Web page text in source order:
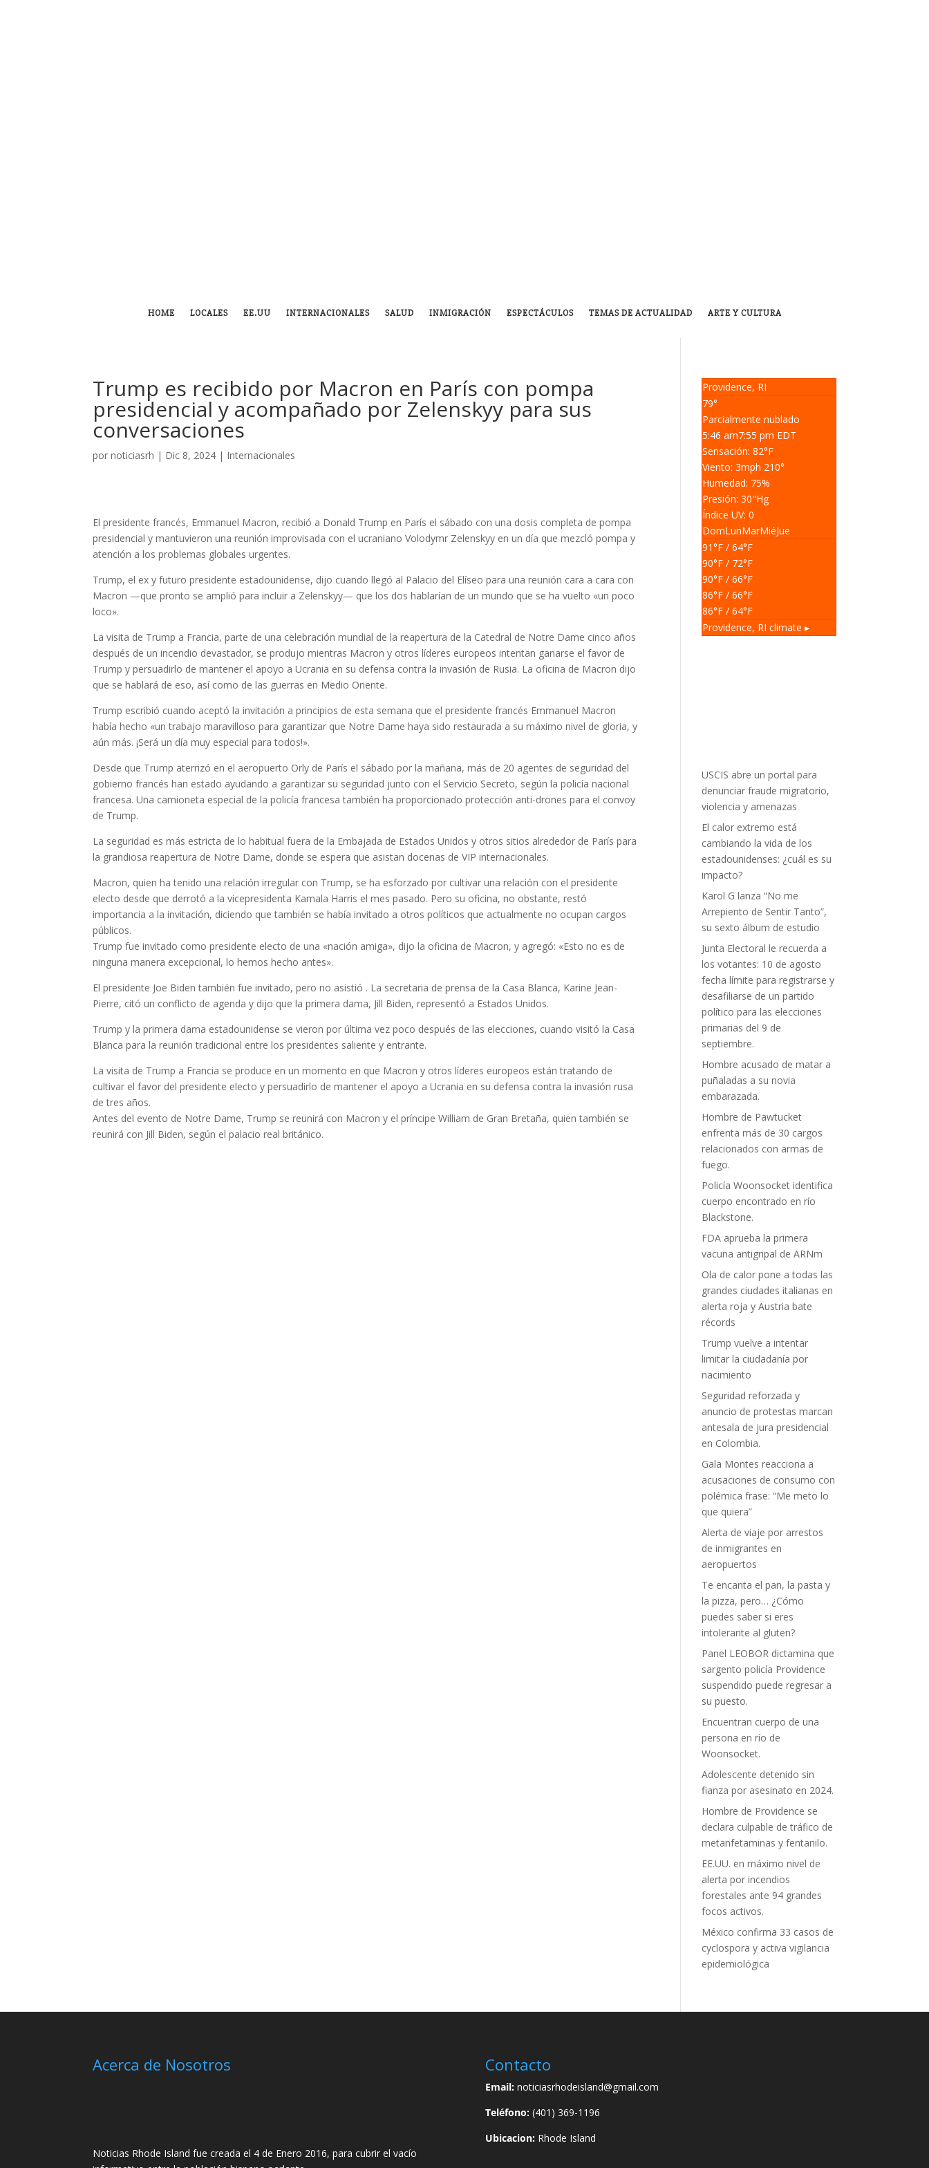
HOME LOCALES EE.UU INTERNACIONALES SALUD INMIGRACIÓN ESPECTÁCULOS TEMAS DE ACTUALIDAD ARTE Y CULTURA
Trump es recibido por Macron en París con pompa
presidencial y acompañado por Zelenskyy para sus
conversaciones
pornoticiasrh | Dic 8, 2024 | Internacionales
El presidente francés, Emmanuel Macron, recibió a Donald Trump en París el sábado con una dosis completa de pompa
presidencial y mantuvieron una reunión improvisada con el ucraniano Volodymr Zelenskyy en un día que mezcló pompa y
atención a los problemas globales urgentes.
Trump, el ex y futuro presidente estadounidense, dijo cuando llegó al Palacio del Elíseo para una reunión cara a cara con
Macron —que pronto se amplió para incluir a Zelenskyy— que los dos hablarían de un mundo que se ha vuelto «un poco
loco».
La visita de Trump a Francia, parte de una celebración mundial de la reapertura de la Catedral de Notre Dame cinco años
después de un incendio devastador, se produjo mientras Macron y otros líderes europeos intentan ganarse el favor de
Trump y persuadirlo de mantener el apoyo a Ucrania en su defensa contra la invasión de Rusia. La oficina de Macron dijo
que se hablará de eso, así como de las guerras en Medio Oriente.
Trump escribió cuando aceptó la invitación a principios de esta semana que el presidente francés Emmanuel Macron
había hecho «un trabajo maravilloso para garantizar que Notre Dame haya sido restaurada a su máximo nivel de gloria, y
aún más. ¡Será un día muy especial para todos!».
Desde que Trump aterrizó en el aeropuerto Orly de París el sábado por la mañana, más de 20 agentes de seguridad del
gobierno francés han estado ayudando a garantizar su seguridad junto con el Servicio Secreto, según la policía nacional
francesa. Una camioneta especial de la policía francesa también ha proporcionado protección anti-drones para el convoy
de Trump.
La seguridad es más estricta de lo habitual fuera de la Embajada de Estados Unidos y otros sitios alrededor de París para
la grandiosa reapertura de Notre Dame, donde se espera que asistan docenas de VIP internacionales.
Macron, quien ha tenido una relación irregular con Trump, se ha esforzado por cultivar una relación con el presidente
electo desde que derrotó a la vicepresidenta Kamala Harris el mes pasado. Pero su oficina, no obstante, restó
importancia a la invitación, diciendo que también se había invitado a otros políticos que actualmente no ocupan cargos
públicos.
Trump fue invitado como presidente electo de una «nación amiga», dijo la oficina de Macron, y agregó: «Esto no es de
ninguna manera excepcional, lo hemos hecho antes».
El presidente Joe Biden también fue invitado, pero no asistió . La secretaria de prensa de la Casa Blanca, Karine Jean-
Pierre, citó un conflicto de agenda y dijo que la primera dama, Jill Biden, representó a Estados Unidos.
Trump y la primera dama estadounidense se vieron por última vez poco después de las elecciones, cuando visitó la Casa
Blanca para la reunión tradicional entre los presidentes saliente y entrante.
La visita de Trump a Francia se produce en un momento en que Macron y otros líderes europeos están tratando de
cultivar el favor del presidente electo y persuadirlo de mantener el apoyo a Ucrania en su defensa contra la invasión rusa
de tres años.
Antes del evento de Notre Dame, Trump se reunirá con Macron y el príncipe William de Gran Bretaña, quien también se
reunirá con Jill Biden, según el palacio real británico.
Providence, RI
79°
Parcialmente nublado
5:46 am7:55 pm EDT
Sensación: 82°F
Viento: 3mph 210°
Humedad: 75%
Presión: 30"Hg
Índice UV: 0
DomLunMarMiéJue
91°F / 64°F
90°F / 72°F
90°F / 66°F
86°F / 66°F
86°F / 64°F
Providence, RI climate ▸
USCIS abre un portal para
denunciar fraude migratorio,
violencia y amenazas
El calor extremo está
cambiando la vida de los
estadounidenses: ¿cuál es su
impacto?
Karol G lanza “No me
Arrepiento de Sentir Tanto”,
su sexto álbum de estudio
Junta Electoral le recuerda a
los votantes: 10 de agosto
fecha límite para registrarse y
desafiliarse de un partido
político para las elecciones
primarias del 9 de
septiembre.
Hombre acusado de matar a
puñaladas a su novia
embarazada.
Hombre de Pawtucket
enfrenta más de 30 cargos
relacionados con armas de
fuego.
Policía Woonsocket identifica
cuerpo encontrado en río
Blackstone.
FDA aprueba la primera
vacuna antigripal de ARNm
Ola de calor pone a todas las
grandes ciudades italianas en
alerta roja y Austria bate
récords
Trump vuelve a intentar
limitar la ciudadanía por
nacimiento
Seguridad reforzada y
anuncio de protestas marcan
antesala de jura presidencial
en Colombia.
Gala Montes reacciona a
acusaciones de consumo con
polémica frase: “Me meto lo
que quiera”
Alerta de viaje por arrestos
de inmigrantes en
aeropuertos
Te encanta el pan, la pasta y
la pizza, pero… ¿Cómo
puedes saber si eres
intolerante al gluten?
Panel LEOBOR dictamina que
sargento policía Providence
suspendido puede regresar a
su puesto.
Encuentran cuerpo de una
persona en río de
Woonsocket.
Adolescente detenido sin
fianza por asesinato en 2024.
Hombre de Providence se
declara culpable de tráfico de
metanfetaminas y fentanilo.
EE.UU. en máximo nivel de
alerta por incendios
forestales ante 94 grandes
focos activos.
México confirma 33 casos de
cyclospora y activa vigilancia
epidemiológica
Acerca de Nosotros
Noticias Rhode Island fue creada el 4 de Enero 2016, para cubrir el vacío
Contacto
Email:noticiasrhodeisland@gmail.com
Teléfono:(401) 369-1196
Ubicacion:Rhode Island